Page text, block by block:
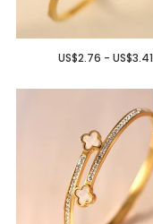
US$2.76 - US$3.41